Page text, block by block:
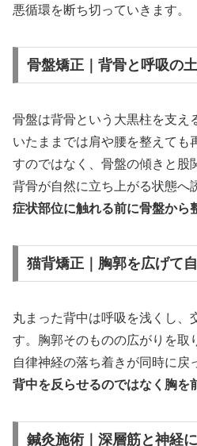
悪循環を断ち切っていきます。
骨盤矯正｜背骨と呼吸の
骨盤は背骨という大黒柱を支え
いたままでは肩や腰を整えても
すのではなく、骨盤の傾きと股
背骨が自然に立ち上がる状態へ
症状部位に触れる前に骨盤から
猫背矯正｜胸郭を広げて
丸まった背中は呼吸を浅くし、
す。胸郭そのものの広がりを取
自律神経の落ち着きが同時に戻
背中を反らせるのではなく胸を
鍼灸施術｜深層筋と神経